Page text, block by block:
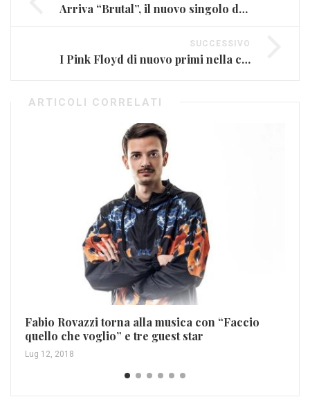
Arriva “Brutal”, il nuovo singolo di Olivia Rodrigo
SUCCESSIVO
I Pink Floyd di nuovo primi nella classifica dei vinili
ARTICOLI CORRELATI
Fabio Rovazzi torna alla musica con “Faccio
quello che voglio” e tre guest star
Lug 12, 2018